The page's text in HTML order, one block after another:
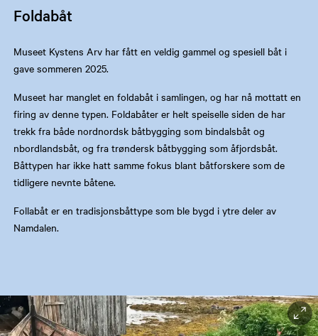
Foldabåt
Museet Kystens Arv har fått en veldig gammel og spesiell båt i
gave sommeren 2025.
Museet har manglet en foldabåt i samlingen, og har nå mottatt en
firing av denne typen. Foldabåter er helt speiselle siden de har
trekk fra både nordnordsk båtbygging som bindalsbåt og
nbordlandsbåt, og fra trøndersk båtbygging som åfjordsbåt.
Båttypen har ikke hatt samme fokus blant båtforskere som de
tidligere nevnte båtene.
Follabåt er en tradisjonsbåttype som ble bygd i ytre deler av
Namdalen.